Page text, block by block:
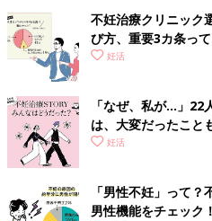
不妊治療クリニック
び方、重要3カ条って
妊活
「なぜ、私が…」22
は、大変だったこと
妊活
「男性不妊」って
男性機能をチェック！